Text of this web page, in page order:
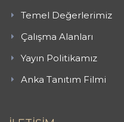
Temel Değerlerimiz
Çalışma Alanları
Yayın Politikamız
Anka Tanıtım Filmi